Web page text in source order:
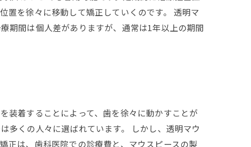
置を徐々に移動して矯正していくのです。 透明マ
期間は個人差がありますが、通常は1年以上の期間
装着することによって、歯を徐々に動かすことが
多くの人々に選ばれています。 しかし、透明マウ
正は、歯科医院での診療費と、マウスピースの製